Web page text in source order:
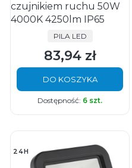
czujnikiem ruchu 50W
4000K 4250lm IP65
PRODUCENT
PILA LED
Cena
83,94 zł
DO KOSZYKA
Dostępność: 6 szt.
24H